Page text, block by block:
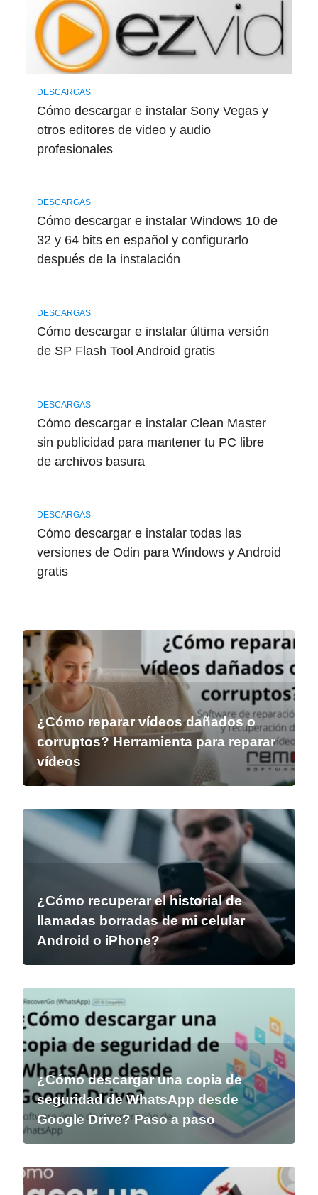
DESCARGAS
Cómo descargar e instalar Sony Vegas y
otros editores de video y audio
profesionales
DESCARGAS
Cómo descargar e instalar Windows 10 de
32 y 64 bits en español y configurarlo
después de la instalación
DESCARGAS
Cómo descargar e instalar última versión
de SP Flash Tool Android gratis
DESCARGAS
Cómo descargar e instalar Clean Master
sin publicidad para mantener tu PC libre
de archivos basura
DESCARGAS
Cómo descargar e instalar todas las
versiones de Odin para Windows y Android
gratis
¿Cómo reparar vídeos dañados o
corruptos? Herramienta para reparar
vídeos
¿Cómo recuperar el historial de
llamadas borradas de mi celular
Android o iPhone?
¿Cómo descargar una copia de
seguridad de WhatsApp desde
Google Drive? Paso a paso